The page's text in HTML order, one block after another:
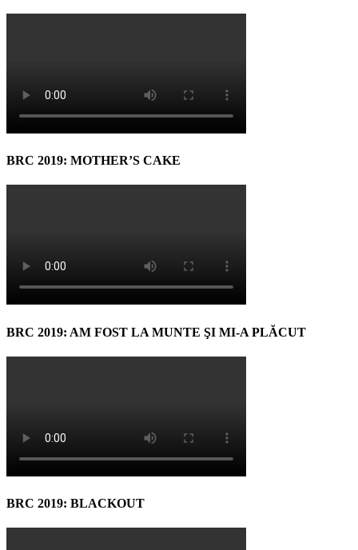
BRC 2019: MOTHER’S CAKE
BRC 2019: AM FOST LA MUNTE ŞI MI-A PLĂCUT
BRC 2019: BLACKOUT